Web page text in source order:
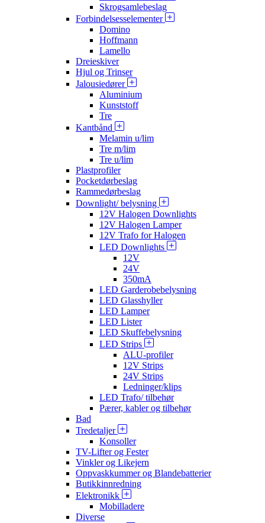
Skrogsamlebeslag
Forbindelsesselementer
Domino
Hoffmann
Lamello
Dreieskiver
Hjul og Trinser
Jalousiedører
Aluminium
Kunststoff
Tre
Kantbånd
Melamin u/lim
Tre m/lim
Tre u/lim
Plastprofiler
Pocketdørbeslag
Rammedørbeslag
Downlight/ belysning
12V Halogen Downlights
12V Halogen Lamper
12V Trafo for Halogen
LED Downlights
12V
24V
350mA
LED Garderobebelysning
LED Glasshyller
LED Lamper
LED Lister
LED Skuffebelysning
LED Strips
ALU-profiler
12V Strips
24V Strips
Ledninger/klips
LED Trafo/ tilbehør
Pærer, kabler og tilbehør
Bad
Tredetaljer
Konsoller
TV-Lifter og Fester
Vinkler og Likejern
Oppvaskkummer og Blandebatterier
Butikkinnredning
Elektronikk
Mobilladere
Diverse